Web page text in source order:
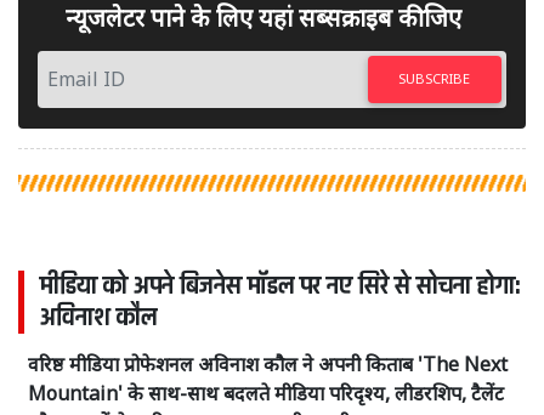
न्यूजलेटर पाने के लिए यहां सब्सक्राइब कीजिए
SUBSCRIBE
मीडिया को अपने बिजनेस मॉडल पर नए सिरे से सोचना होगा:
अविनाश कौल
वरिष्ठ मीडिया प्रोफेशनल अविनाश कौल ने अपनी किताब 'The Next
Mountain' के साथ-साथ बदलते मीडिया परिदृश्य, लीडरशिप, टैलेंट